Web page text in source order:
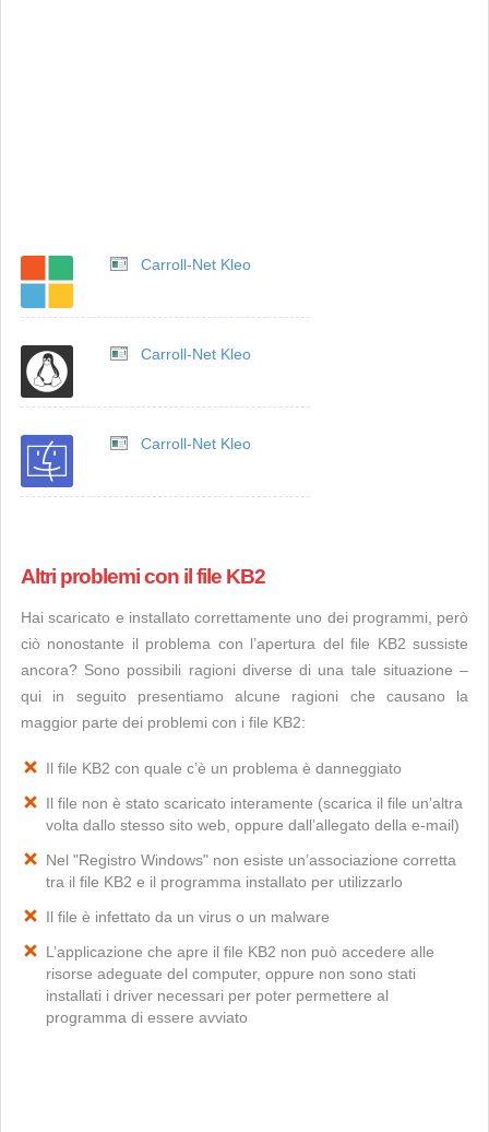
Carroll-Net Kleo
Carroll-Net Kleo
Carroll-Net Kleo
Altri problemi con il file KB2
Hai scaricato e installato correttamente uno dei programmi, però
ciò nonostante il problema con l’apertura del file KB2 sussiste
ancora? Sono possibili ragioni diverse di una tale situazione –
qui in seguito presentiamo alcune ragioni che causano la
maggior parte dei problemi con i file KB2:
Il file KB2 con quale c’è un problema è danneggiato
Il file non è stato scaricato interamente (scarica il file un’altra
volta dallo stesso sito web, oppure dall’allegato della e-mail)
Nel "Registro Windows" non esiste un’associazione corretta
tra il file KB2 e il programma installato per utilizzarlo
Il file è infettato da un virus o un malware
L’applicazione che apre il file KB2 non può accedere alle
risorse adeguate del computer, oppure non sono stati
installati i driver necessari per poter permettere al
programma di essere avviato